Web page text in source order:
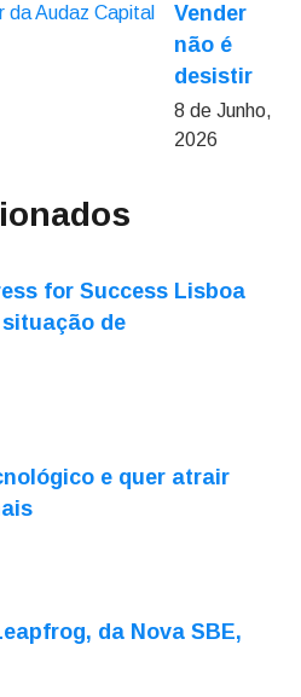
Vender
não é
desistir
8 de Junho,
2026
for Success Lisboa
de
e quer atrair
da Nova SBE,